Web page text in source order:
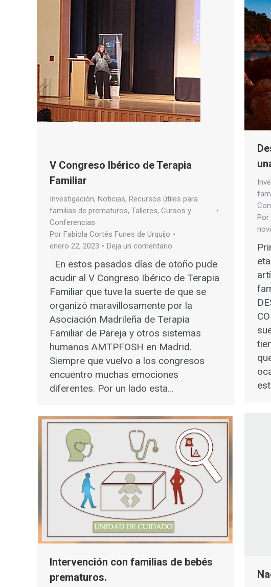
V Congreso Ibérico de Terapia
Familiar
Investigación, Noticias, Recursos útiles para
familias de prematuros, Talleres, Cursos y
Conferencias
Por Fabiola Cortés Funes de Urquijo
enero 22, 2023
Deja un comentario
En estos pasados días de otoño pude
acudir al V Congreso Ibérico de Terapia
Familiar que tuve la suerte de que se
organizó maravillosamente por la
Asociación Madrileña de Terapia
Familiar de Pareja y otros sistemas
humanos AMTPFOSH en Madrid.
Siempre que vuelvo a los congresos
encuentro muchas emociones
diferentes. Por un lado esta…
Por
Intervención con familias de bebés
prematuros.